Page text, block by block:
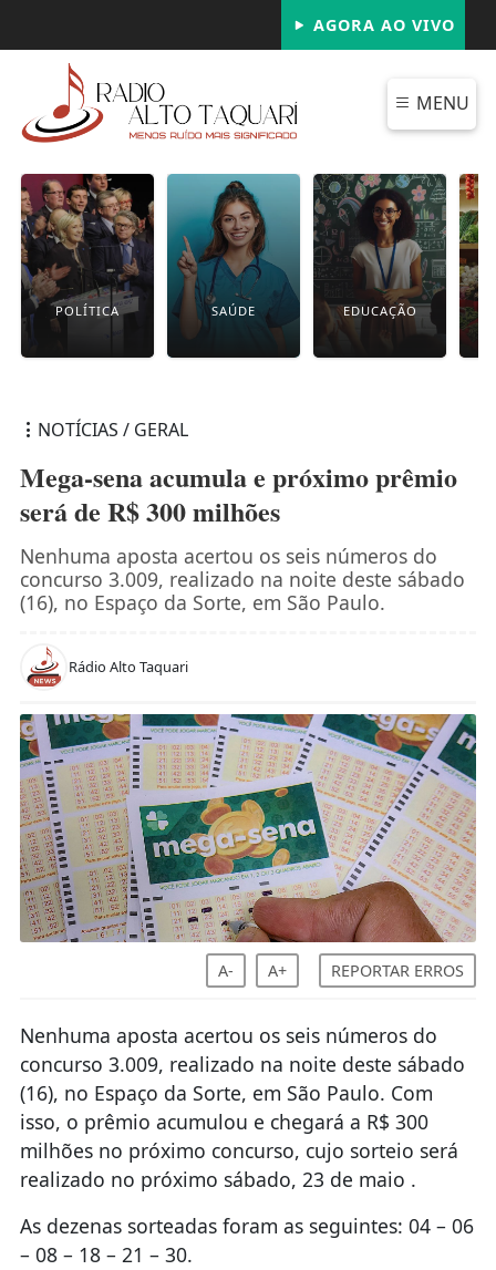
AGORA AO VIVO
MENU
POLÍTICA SAÚDE EDUCAÇÃO
NOTÍCIAS / GERAL
Mega-sena acumula e próximo prêmio
será de R$ 300 milhões
Nenhuma aposta acertou os seis números do
concurso 3.009, realizado na noite deste sábado
(16), no Espaço da Sorte, em São Paulo.
Rádio Alto Taquari
A- A+ REPORTAR ERROS
Nenhuma aposta acertou os seis números do
concurso 3.009, realizado na noite deste sábado
(16), no Espaço da Sorte, em São Paulo. Com
isso, o prêmio acumulou e chegará a R$ 300
milhões no próximo concurso, cujo sorteio será
realizado no próximo sábado, 23 de maio .
As dezenas sorteadas foram as seguintes: 04 – 06
– 08 – 18 – 21 – 30.